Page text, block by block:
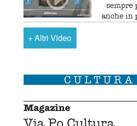
sempre
anche in
+Altri Video
Magazine